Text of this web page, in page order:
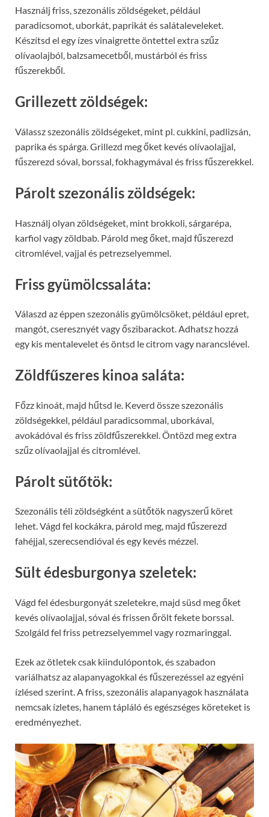
Használj friss, szezonális zöldségeket, például
paradicsomot, uborkát, paprikát és salátaleveleket.
Készítsd el egy ízes vinaigrette öntettel extra szűz
olívaolajból, balzsamecetből, mustárból és friss
fűszerekből.
Grillezett zöldségek:
Válassz szezonális zöldségeket, mint pl. cukkini, padlizsán,
paprika és spárga. Grillezd meg őket kevés olívaolajjal,
fűszerezd sóval, borssal, fokhagymával és friss fűszerekkel.
Párolt szezonális zöldségek:
Használj olyan zöldségeket, mint brokkoli, sárgarépa,
karfiol vagy zöldbab. Párold meg őket, majd fűszerezd
citromlével, vajjal és petrezselyemmel.
Friss gyümölcssaláta:
Válaszd az éppen szezonális gyümölcsöket, például epret,
mangót, cseresznyét vagy őszibarackot. Adhatsz hozzá
egy kis mentalevelet és öntsd le citrom vagy narancslével.
Zöldfűszeres kinoa saláta:
Főzz kinoát, majd hűtsd le. Keverd össze szezonális
zöldségekkel, például paradicsommal, uborkával,
avokádóval és friss zöldfűszerekkel. Öntözd meg extra
szűz olívaolajjal és citromlével.
Párolt sütőtök:
Szezonális téli zöldségként a sütőtök nagyszerű köret
lehet. Vágd fel kockákra, párold meg, majd fűszerezd
fahéjjal, szerecsendióval és egy kevés mézzel.
Sült édesburgonya szeletek:
Vágd fel édesburgonyát szeletekre, majd süsd meg őket
kevés olívaolajjal, sóval és frissen őrölt fekete borssal.
Szolgáld fel friss petrezselyemmel vagy rozmaringgal.
Ezek az ötletek csak kiindulópontok, és szabadon
variálhatsz az alapanyagokkal és fűszerezéssel az egyéni
ízlésed szerint. A friss, szezonális alapanyagok használata
nemcsak ízletes, hanem tápláló és egészséges köreteket is
eredményezhet.